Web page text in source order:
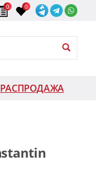
0 0
РАСПРОДАЖА